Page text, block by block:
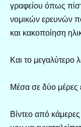
γραφείου όπως
νομικών ερευνών
και κακοποίηση
Και το μεγαλύτερο
Μέσα σε δύο μέρες
Βίντεο από